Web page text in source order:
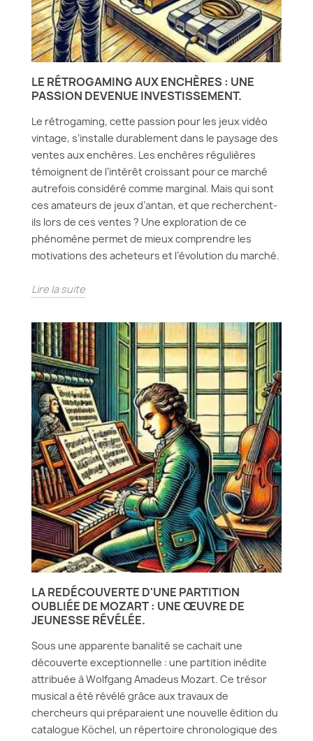
LE RÉTROGAMING AUX ENCHÈRES : UNE
PASSION DEVENUE INVESTISSEMENT.
Le rétrogaming, cette passion pour les jeux vidéo
vintage, s’installe durablement dans le paysage des
ventes aux enchères. Les enchères régulières
témoignent de l’intérêt croissant pour ce marché
autrefois considéré comme marginal. Mais qui sont
ces amateurs de jeux d’antan, et que recherchent-
ils lors de ces ventes ? Une exploration de ce
phénomène permet de mieux comprendre les
motivations des acheteurs et l’évolution du marché.
Lire la suite
LA REDÉCOUVERTE D'UNE PARTITION
OUBLIÉE DE MOZART : UNE ŒUVRE DE
JEUNESSE RÉVÉLÉE.
Sous une apparente banalité se cachait une
découverte exceptionnelle : une partition inédite
attribuée à Wolfgang Amadeus Mozart. Ce trésor
musical a été révélé grâce aux travaux de
chercheurs qui préparaient une nouvelle édition du
catalogue Köchel, un répertoire chronologique des